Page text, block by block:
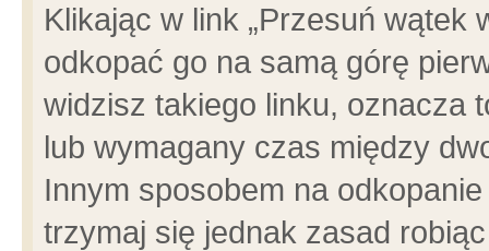
Klikając w link „Przesuń wątek
odkopać go na samą górę
widzisz takiego linku, oznacza
lub wymagany czas między
Innym sposobem na
trzymaj się jednak zasad